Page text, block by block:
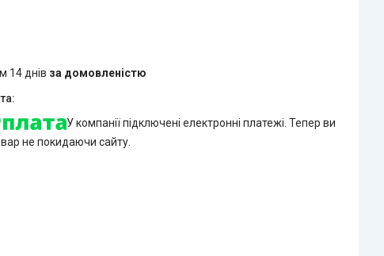
14 днів за домовленістю
У компанії підключені електронні платежі. Тепер ви
не покидаючи сайту.